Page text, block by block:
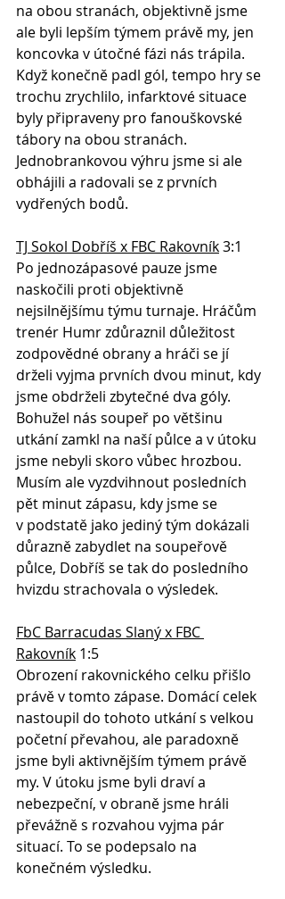
na obou stranách, objektivně jsme
ale byli lepším týmem právě my, jen
koncovka v útočné fázi nás trápila.
Když konečně padl gól, tempo hry se
trochu zrychlilo, infarktové situace
byly připraveny pro fanouškovské
tábory na obou stranách.
Jednobrankovou výhru jsme si ale
obhájili a radovali se z prvních
vydřených bodů.
TJ Sokol Dobříš x FBC Rakovník 3:1
Po jednozápasové pauze jsme
naskočili proti objektivně
nejsilnějšímu týmu turnaje. Hráčům
trenér Humr zdůraznil důležitost
zodpovědné obrany a hráči se jí
drželi vyjma prvních dvou minut, kdy
jsme obdrželi zbytečné dva góly.
Bohužel nás soupeř po většinu
utkání zamkl na naší půlce a v útoku
jsme nebyli skoro vůbec hrozbou.
Musím ale vyzdvihnout posledních
pět minut zápasu, kdy jsme se
v podstatě jako jediný tým dokázali
důrazně zabydlet na soupeřově
půlce, Dobříš se tak do posledního
hvizdu strachovala o výsledek.
FbC Barracudas Slaný x FBC
Rakovník 1:5
Obrození rakovnického celku přišlo
právě v tomto zápase. Domácí celek
nastoupil do tohoto utkání s velkou
početní převahou, ale paradoxně
jsme byli aktivnějším týmem právě
my. V útoku jsme byli draví a
nebezpeční, v obraně jsme hráli
převážně s rozvahou vyjma pár
situací. To se podepsalo na
konečném výsledku.